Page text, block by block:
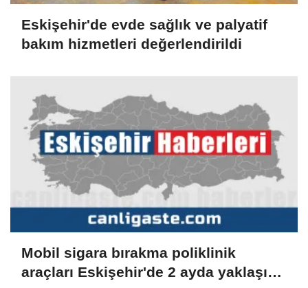
Eskişehir'de evde sağlık ve palyatif
bakım hizmetleri değerlendirildi
Mobil sigara bırakma poliklinik
araçları Eskişehir'de 2 ayda yaklaşık